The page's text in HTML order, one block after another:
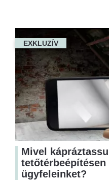
EXKLUZÍV
Mivel
ügyfeleinket?